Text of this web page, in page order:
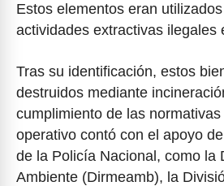
Estos elementos eran
actividades extractivas ilegales
Tras su identificación, estos
destruidos mediante
cumplimiento de las
operativo contó con el apoyo
de la Policía Nacional, como la
Ambiente (Dirmeamb), la